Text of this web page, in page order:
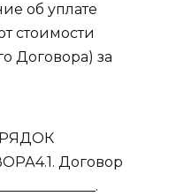
об уплате
стоимости
Договора) за
Договор